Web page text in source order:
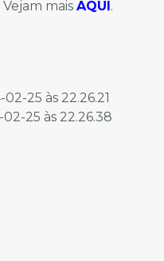
mais AQUI.